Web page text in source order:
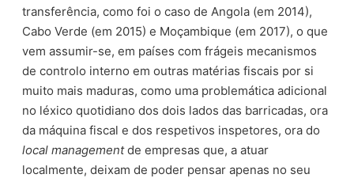
transferência, como foi o caso de Angola (em 2014),
Cabo Verde (em 2015) e Moçambique (em 2017), o que
vem assumir-se, em países com frágeis mecanismos
de controlo interno em outras matérias fiscais por si
muito mais maduras, como uma problemática adicional
no léxico quotidiano dos dois lados das barricadas, ora
da máquina fiscal e dos respetivos inspetores, ora do
local managementde empresas que, a atuar
localmente, deixam de poder pensar apenas no seu